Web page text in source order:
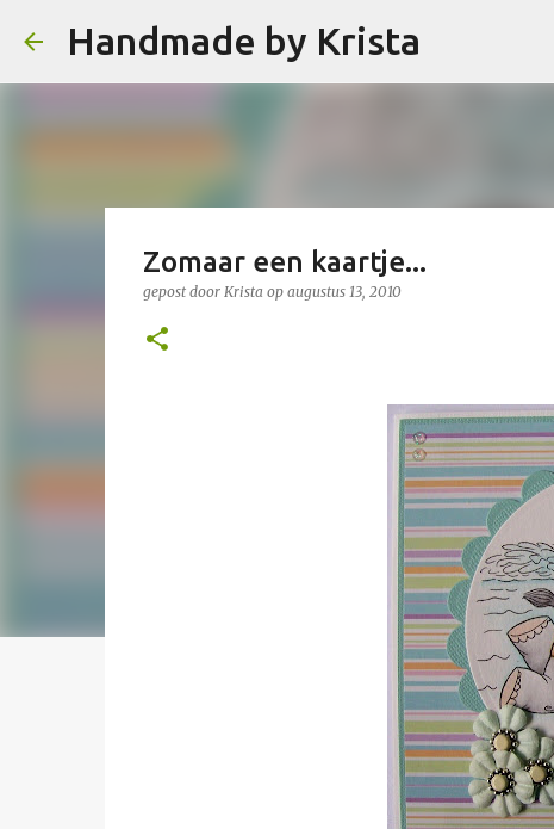
Handmade by Krista
Zomaar een kaartje...
gepost door Krista op augustus 13, 2010